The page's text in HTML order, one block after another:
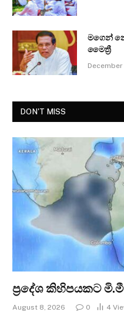
මගෙන්
මෛත්‍රී
DON'T MISS
ප්‍රදේශ කිහිපයකට
August 8, 2026 0 4